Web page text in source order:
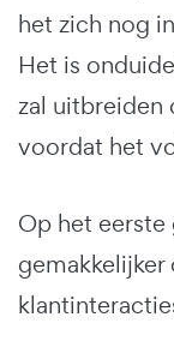
het zich nog
Het is
zal uitbreiden
voordat het
Op het